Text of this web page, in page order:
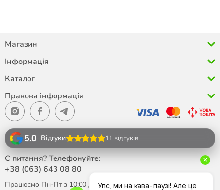
Магазин
Інформація
Каталог
Правова інформація
5.0 Відгуки 11 відгуків
Є питання? Телефонуйте:
+38 (063) 643 08 80
Працюємо Пн-Пт з 10:00 до 18:00